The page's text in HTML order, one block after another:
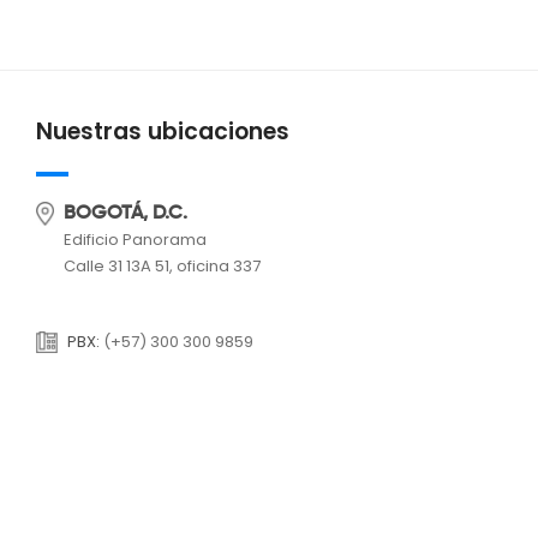
Nuestras ubicaciones
BOGOTÁ, D.C.
Edificio Panorama
Calle 31 13A 51, oficina 337
PBX: (+57) 300 300 9859